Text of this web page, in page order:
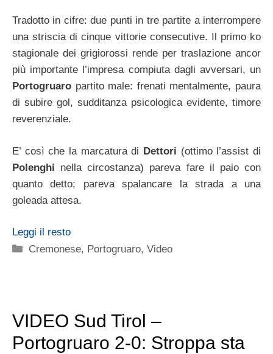
Tradotto in cifre: due punti in tre partite a interrompere
una striscia di cinque vittorie consecutive. Il primo ko
stagionale dei grigiorossi rende per traslazione ancor
più importante l’impresa compiuta dagli avversari, un
Portogruaro partito male: frenati mentalmente, paura
di subire gol, sudditanza psicologica evidente, timore
reverenziale.
E’ così che la marcatura di Dettori (ottimo l’assist di
Polenghi nella circostanza) pareva fare il paio con
quanto detto; pareva spalancare la strada a una
goleada attesa.
Leggi il resto
Categorie
Cremonese, Portogruaro,Video
VIDEO Sud Tirol –
Portogruaro 2-0: Stroppa sta